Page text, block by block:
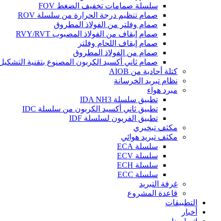
سلسلة صمامات تخفيف الضغط FOV
صمام تنظيم درجة الحرارة من سلسلة ROV
صمام وفلتر من الفولاذ المطروق
صمام إيقاف من الفولاذ المصبوب RVY/RVT
صمام إيقاف اللحام وفلتر
صمام من الفولاذ المطروق
صمام ثاني أكسيد الكربون المصنوع بتقنية
كتلة أحادية من AIOB
نظام تبريد الخرسانة
مبرد هواء
تطبيق سلسلة IDA NH3
تطبيق ثاني أكسيد الكربون من سلسلة IDC
تطبيق الفريون لسلسلة IDF
مكثف تبخيري
مكثف تبريد هوائي
سلسلة ECA
سلسلة ECV
سلسلة ECH
سلسلة ECC
غرفة التبريد
قاعدة المشروع
التطبيقات
أخبار